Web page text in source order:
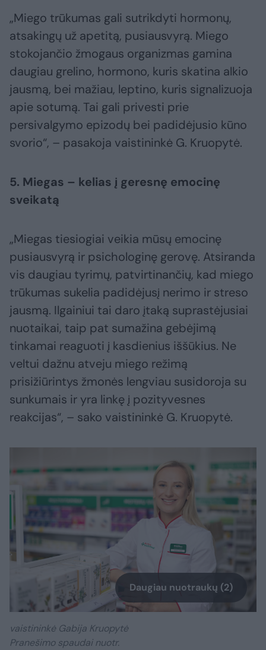
„Miego trūkumas gali sutrikdyti hormonų,
atsakingų už apetitą, pusiausvyrą. Miego
stokojančio žmogaus organizmas gamina
daugiau grelino, hormono, kuris skatina alkio
jausmą, bei mažiau, leptino, kuris signalizuoja
apie sotumą. Tai gali privesti prie
persivalgymo epizodų bei padidėjusio kūno
svorio“, – pasakoja vaistininkė G. Kruopytė.
5. Miegas – kelias į geresnę emocinę
sveikatą
„Miegas tiesiogiai veikia mūsų emocinę
pusiausvyrą ir psichologinę gerovę. Atsiranda
vis daugiau tyrimų, patvirtinančių, kad miego
trūkumas sukelia padidėjusį nerimo ir streso
jausmą. Ilgainiui tai daro įtaką suprastėjusiai
nuotaikai, taip pat sumažina gebėjimą
tinkamai reaguoti į kasdienius iššūkius. Ne
veltui dažnu atveju miego režimą
prisižiūrintys žmonės lengviau susidoroja su
sunkumais ir yra linkę į pozityvesnes
reakcijas“, – sako vaistininkė G. Kruopytė.
Daugiau nuotraukų (2)
vaistininkė Gabija Kruopytė
Pranešimo spaudai nuotr.